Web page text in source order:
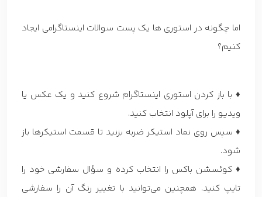
اما چگونه در استوری ها یک پست سوالات اینستاگرامی ایجاد
کنیم؟
♦ با باز کردن استوری اینستاگرام شروع کنید و یک عکس یا
ویدیو را برای آپلود انتخاب کنید.
♦ سپس روی نماد استیکر ضربه بزنید تا قسمت استیکرها باز
شود.
♦ کوئسشن باکس را انتخاب کرده و سؤال سفارشی خود را
تایپ کنید. همچنین می‌توانید با تغییر رنگ آن را سفارشی